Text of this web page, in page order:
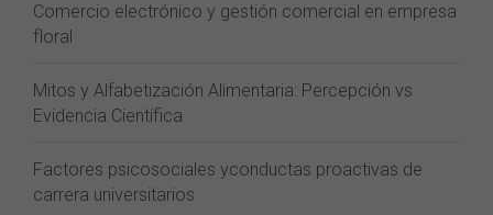
Comercio electrónico y gestión comercial en empresa
floral
Mitos y Alfabetización Alimentaria: Percepción vs
Evidencia Científica
Factores psicosociales yconductas proactivas de
carrera universitarios